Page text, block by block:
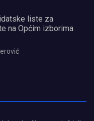
liste za
na Općim izborima